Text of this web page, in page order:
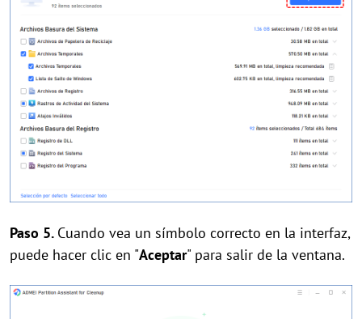
Paso 5. Cuando vea un símbolo correcto en la interfaz,
puede hacer clic en "Aceptar" para salir de la ventana.